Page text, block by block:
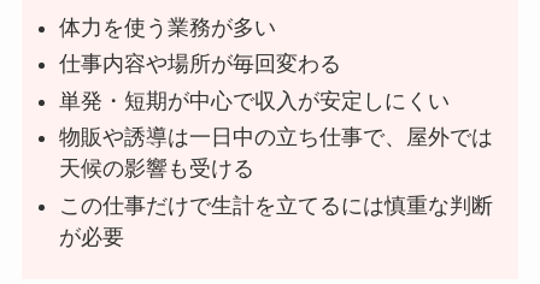
体力を使う業務が多い
仕事内容や場所が毎回変わる
単発・短期が中心で収入が安定しにくい
物販や誘導は一日中の立ち仕事で、屋外では
天候の影響も受ける
この仕事だけで生計を立てるには慎重な判断
が必要